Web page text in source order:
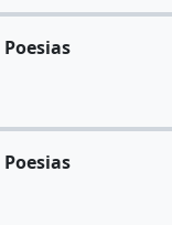
Poesias
Poesias